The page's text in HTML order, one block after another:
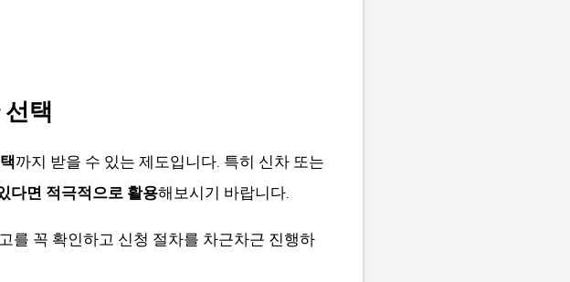
택
까지 받을 수 있는 제도입니다. 특히 신차 또는
다면 적극적으로 활용해보시기 바랍니다.
를 꼭 확인하고 신청 절차를 차근차근 진행하